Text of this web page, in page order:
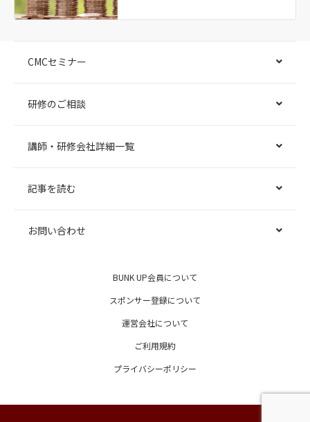
CMCセミナー
研修のご相談
講師・研修会社詳細一覧
記事を読む
お問い合わせ
BUNK UP会員について
スポンサー登録について
運営会社について
ご利用規約
プライバシーポリシー